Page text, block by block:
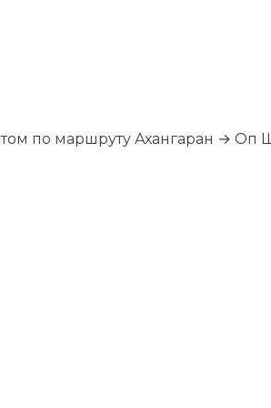
по маршруту Ахангаран → Оп